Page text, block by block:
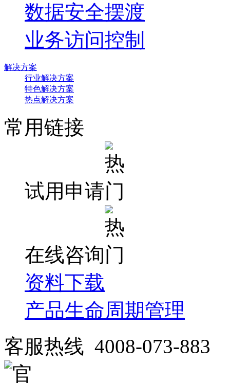
数据安全摆渡
业务访问控制
解决方案
行业解决方案
特色解决方案
热点解决方案
常用链接
试用申请
在线咨询
资料下载
产品生命周期管理
客服热线 4008-073-883